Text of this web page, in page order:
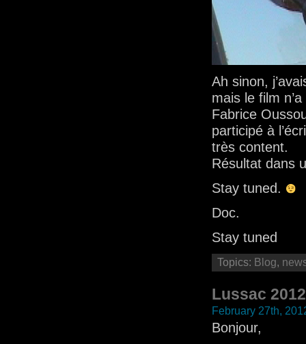
Ah sinon,
mais le film
Fabrice
participé à
très content.
Résultat dans
Stay tuned.
Doc.
Stay tuned
Topics: Blog,
Lussac
February 27th,
Bonjour,